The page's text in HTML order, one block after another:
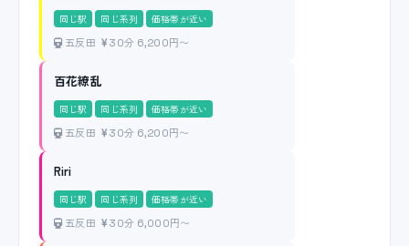
同じ駅 同じ系列 価格帯が近い
五反田 30分 6,200円〜
百花繚乱
同じ駅 同じ系列 価格帯が近い
五反田 30分 6,200円〜
Riri
同じ駅 同じ系列 価格帯が近い
五反田 30分 6,000円〜